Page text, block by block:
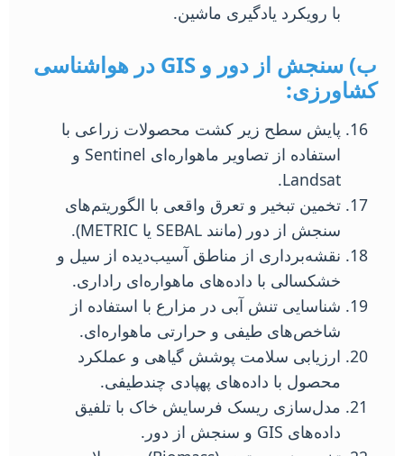
با رویکرد یادگیری ماشین.
ب) سنجش از دور و GIS در هواشناسی
کشاورزی:
پایش سطح زیر کشت محصولات زراعی با
استفاده از تصاویر ماهواره‌ای Sentinel و
Landsat.
تخمین تبخیر و تعرق واقعی با الگوریتم‌های
سنجش از دور (مانند SEBAL یا METRIC).
نقشه‌برداری از مناطق آسیب‌دیده از سیل و
خشکسالی با داده‌های ماهواره‌ای راداری.
شناسایی تنش آبی در مزارع با استفاده از
شاخص‌های طیفی و حرارتی ماهواره‌ای.
ارزیابی سلامت پوشش گیاهی و عملکرد
محصول با داده‌های پهپادی چندطیفی.
مدل‌سازی ریسک فرسایش خاک با تلفیق
داده‌های GIS و سنجش از دور.